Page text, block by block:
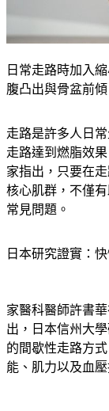
日常走路時加入
腹凸出與骨盆前傾
走路是許多人日
走路達到燃脂效
家指出，只要在
核心肌群，不僅
常見問題。
日本研究證實：
家醫科醫師許書
出，日本信州大
的間歇性走路方
能、肌力以及血壓